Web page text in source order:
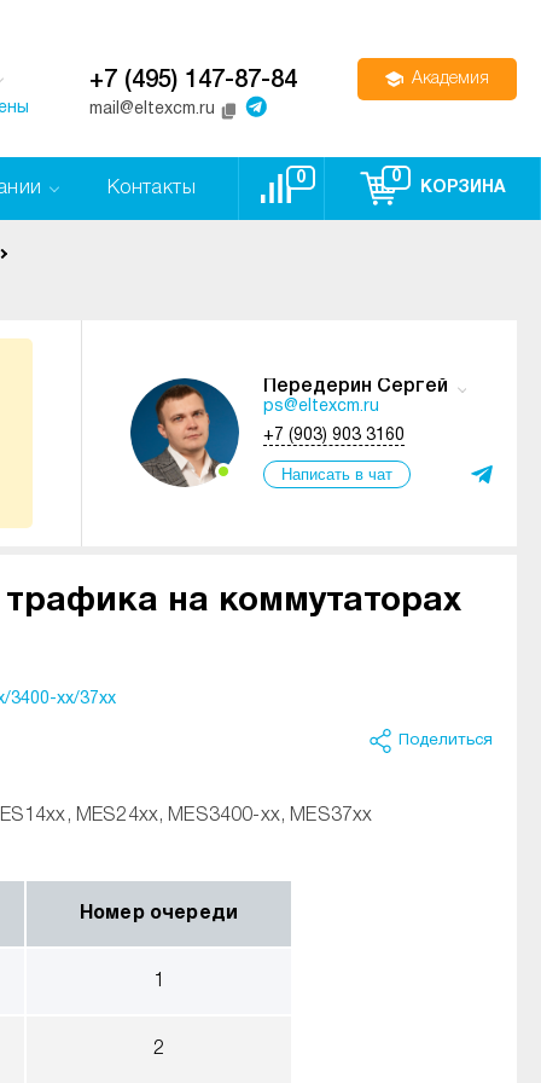
+7 (495) 147-87-84
mail@eltexcm.ru
Академия
Контакты
0 0
КОРЗИНА
Передерин Сергей
ps@eltexcm.ru
+7 (903) 903 3160
Написать в чат
на коммутаторах
3400-xx/37xx
Поделиться
MES24xx, MES3400-xx, MES37хх
Номер очереди
2